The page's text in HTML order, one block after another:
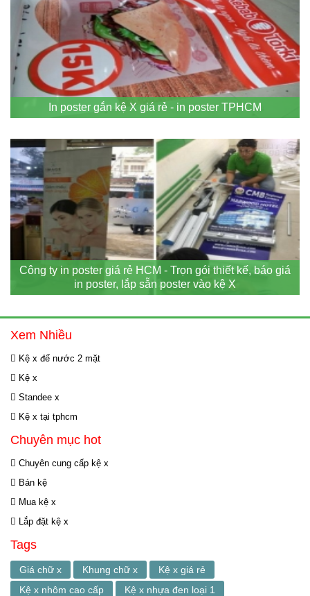
In poster gắn kệ X giá rẻ - in poster TPHCM
Công ty in poster giá rẻ HCM - Trọn gói thiết kế, báo giá
in poster, lắp sẵn poster vào kệ X
Xem Nhiều
Kệ x đế nước 2 mặt
Kệ x
Standee x
Kệ x tại tphcm
Chuyên mục hot
Chuyên cung cấp kệ x
Bán kệ
Mua kệ x
Lắp đặt kệ x
Tags
Giá chữ x Khung chữ x
Kệ x giá rẻ
Kệ x nhôm cao cấp
Kệ x nhựa đen loại 1